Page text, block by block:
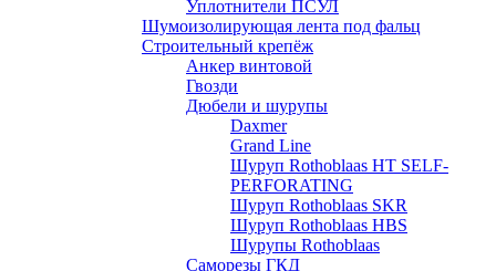
Уплотнители ПСУЛ
Шумоизолирующая лента под фальц
Строительный крепёж
Анкер винтовой
Гвозди
Дюбели и шурупы
Daxmer
Grand Line
Шуруп Rothoblaas HT SELF-
PERFORATING
Шуруп Rothoblaas SKR
Шуруп Rothoblaas НВS
Шурупы Rothoblaas
Саморeзы ГКД